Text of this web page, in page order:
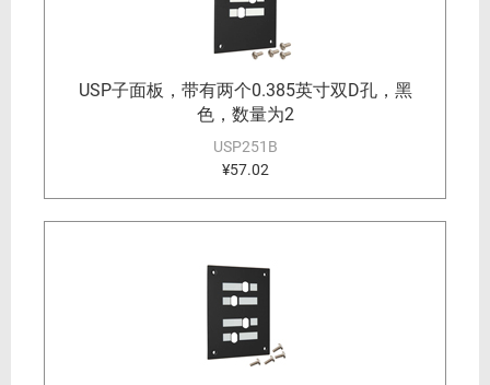
USP子面板，带有两个0.385英寸双D孔，黑
色，数量为2
USP251B
¥57.02